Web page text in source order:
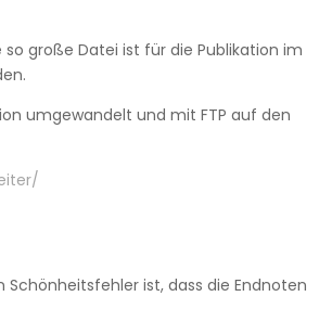
große Datei ist für die Publikation im
umgewandelt und mit FTP auf den
ist, dass die Endnoten